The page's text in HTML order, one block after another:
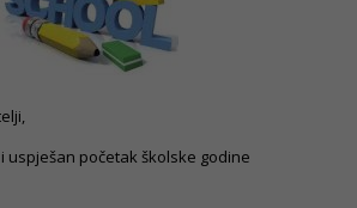
uspješan početak školske godine